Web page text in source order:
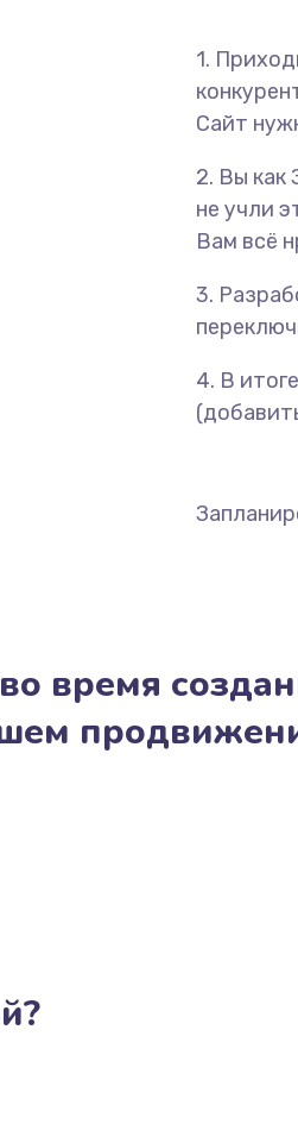
1.
Сайт
2. Вы как
не учли
Вам всё
3.
4. В
время